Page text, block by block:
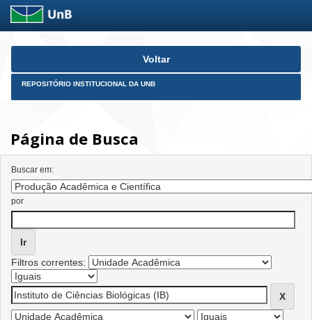
Skip
Voltar
REPOSITÓRIO INSTITUCIONAL DA UNB
Página de Busca
Buscar em:
por
Filtros correntes: